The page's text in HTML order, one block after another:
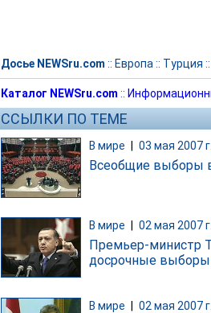
Досье NEWSru.com :: Европа :: Турция ::
Каталог NEWSru.com ::
ССЫЛКИ ПО ТЕМЕ
В мире 03 мая 2007
Всеобщие выборы
В мире 02 мая 2007
Премьер-министр
досрочные выборы
В мире 02 мая 2007